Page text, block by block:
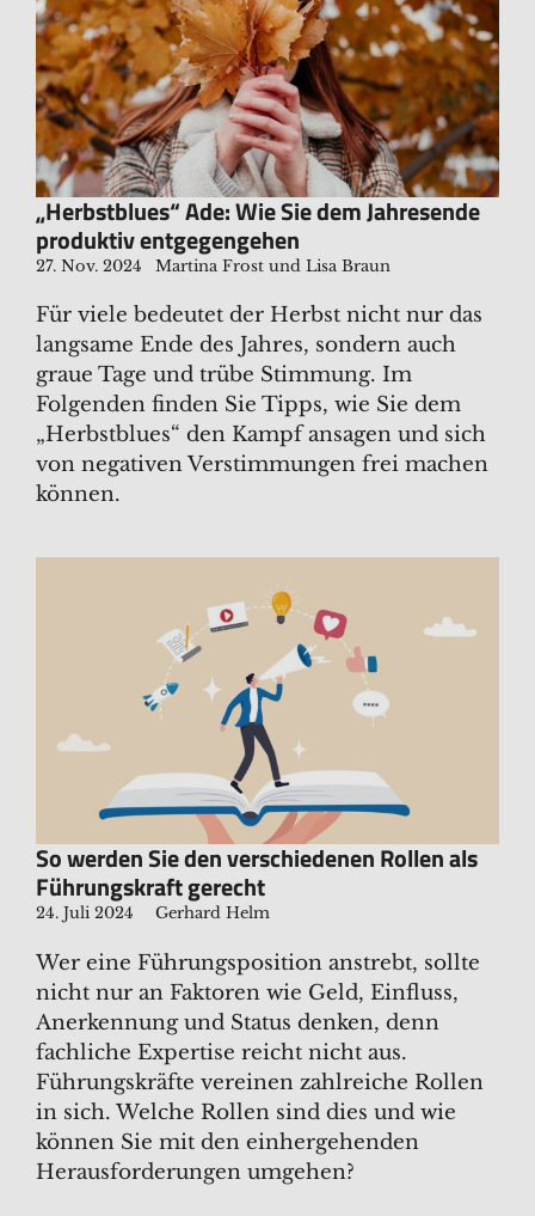
„Herbstblues“ Ade: Wie Sie dem Jahresende
produktiv entgegengehen
27. Nov. 2024 Martina Frost und Lisa Braun
Für viele bedeutet der Herbst nicht nur das
langsame Ende des Jahres, sondern auch
graue Tage und trübe Stimmung. Im
Folgenden finden Sie Tipps, wie Sie dem
„Herbstblues“ den Kampf ansagen und sich
von negativen Verstimmungen frei machen
können.
So werden Sie den verschiedenen Rollen als
Führungskraft gerecht
24. Juli 2024 Gerhard Helm
Wer eine Führungsposition anstrebt, sollte
nicht nur an Faktoren wie Geld, Einfluss,
Anerkennung und Status denken, denn
fachliche Expertise reicht nicht aus.
Führungskräfte vereinen zahlreiche Rollen
in sich. Welche Rollen sind dies und wie
können Sie mit den einhergehenden
Herausforderungen umgehen?